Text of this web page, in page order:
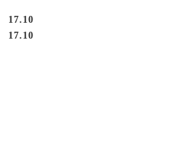
Cena:
17.10
Cena:
17.10